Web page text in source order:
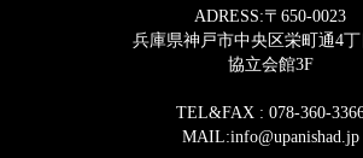
ADRESS:〒650-0023
兵庫県神戸市中央区栄町通4丁
協立会館3F
TEL&FAX : 078-360-
MAIL:info@upanishad.jp